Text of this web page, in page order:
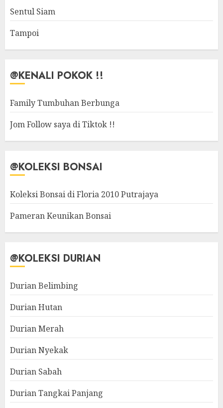
Sentul Siam
Tampoi
@KENALI POKOK !!
Family Tumbuhan Berbunga
Jom Follow saya di Tiktok !!
@KOLEKSI BONSAI
Koleksi Bonsai di Floria 2010 Putrajaya
Pameran Keunikan Bonsai
@KOLEKSI DURIAN
Durian Belimbing
Durian Hutan
Durian Merah
Durian Nyekak
Durian Sabah
Durian Tangkai Panjang